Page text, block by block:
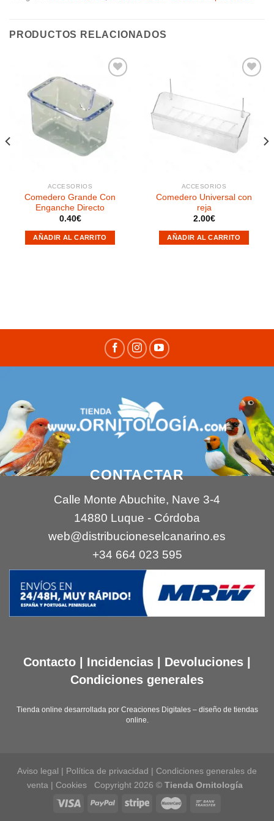
PRODUCTOS RELACIONADOS
Añadir
a la
lista de
deseos
ACCESORIOS
Comedero Grande Con
Enganche Directo
0.40€
AÑADIR AL CARRITO
Añadir
a la
lista de
deseos
ACCESORIOS
Comedero Universal con
reja
2.00€
AÑADIR AL CARRITO
CONTACTAR
Calle Monte Abuchite, Nave 3-4
14880 Luque - Córdoba
web@distribucioneselcanarino.es
+34 664 023 595
Contacto Incidencias Devoluciones
Condiciones generales
Tienda online desarrollada por Creaciones Digitales – diseño de tiendas
online.
Aviso legal | Política de privacidad | Condiciones generales de
venta | CookiesCopyright 2026 © Tienda Ornitología